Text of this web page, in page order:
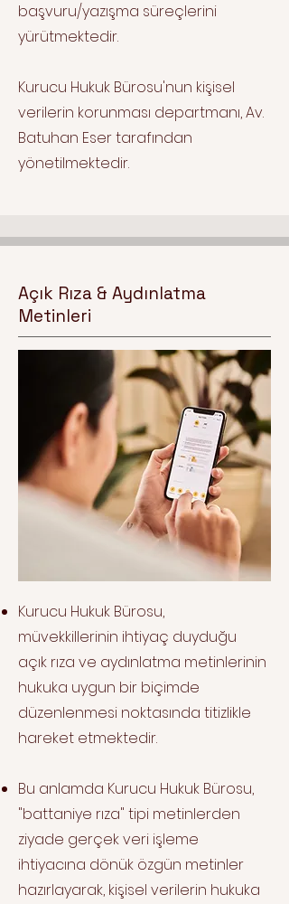
başvuru/yazışma süreçlerini
yürütmektedir.
Kurucu Hukuk Bürosu'nun kişisel
verilerin korunması departmanı, Av.
Batuhan Eser tarafından
yönetilmektedir.
Açık Rıza & Aydınlatma
Metinleri
Kurucu Hukuk Bürosu,
müvekkillerinin ihtiyaç duyduğu
açık rıza ve aydınlatma metinlerinin
hukuka uygun bir biçimde
düzenlenmesi noktasında titizlikle
hareket etmektedir.
Bu anlamda Kurucu Hukuk Bürosu,
"battaniye rıza" tipi metinlerden
ziyade gerçek veri işleme
ihtiyacına dönük özgün metinler
hazırlayarak, kişisel verilerin hukuka